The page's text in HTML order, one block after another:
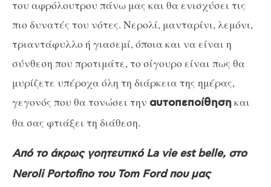
του αφρόλουτρου πάνω μας και θα ενισχύσει τις
πιο δυνατές του νότες. Νερολί, μανταρίνι, λεμόνι,
τριαντάφυλλο ή γιασεμί, όποια και να είναι η
σύνθεση που προτιμάτε, το σίγουρο είναι πως θα
μυρίζετε υπέροχα όλη τη διάρκεια της ημέρας,
γεγονός που θα τονώσει την αυτοπεποίθησηκαι
θα σας φτιάξει τη διάθεση.
Από το άκρως γοητευτικό La vie est belle, στο
Neroli Portofino του Tom Ford που μας